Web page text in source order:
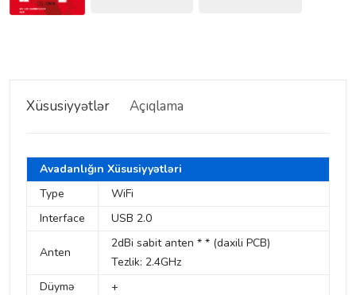
Xüsusiyyətlər Açıqlama
Avadanlığın Xüsusiyyətləri
Type
WiFi
Interface
USB 2.0
Anten
2dBi sabit anten * * (daxili PCB)
Tezlik: 2.4GHz
Düymə
+